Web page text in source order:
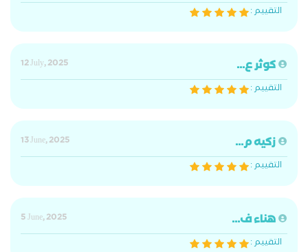
التقييم :
كوثر ع...
12 July, 2025
التقييم :
زكيه م...
13 June, 2025
التقييم :
هناء ف...
5 June, 2025
التقييم :